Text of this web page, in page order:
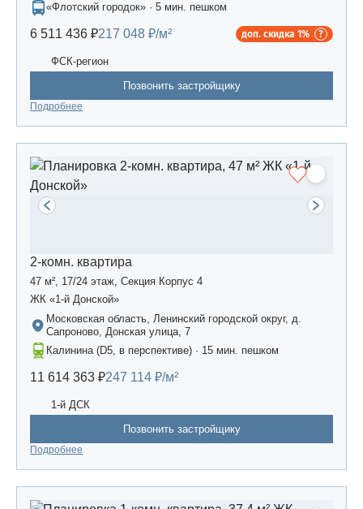
«Флотский городок» · 5 мин. пешком
6 511 436 ₽217 048 ₽/м² доп. скидка 1%
ФСК-регион
Позвонить застройщику
Подробнее
2-комн. квартира
47 м², 17/24 этаж, Секция Корпус 4
ЖК «1-й Донской»
Московская область, Ленинский городской округ, д.
Сапроново, Донская улица, 7
Калинина (D5, в перспективе) · 15 мин. пешком
11 614 363 ₽247 114 ₽/м²
1-й ДСК
Позвонить застройщику
Подробнее